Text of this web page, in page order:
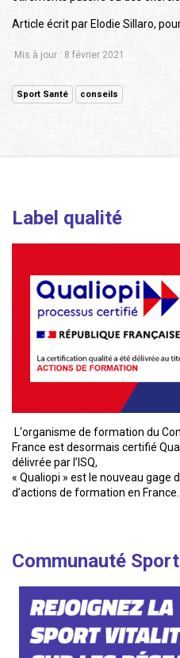
Article écrit par Elodie Sillaro,
Mis à jour : 8 février 2021
Sport Santé conseils
Label qualité
L'organisme de formation du
France est desormais certifié
délivrée par l’ISQ,
« Qualiopi » est le nouveau gage
d’actions de formation en France.
Communauté